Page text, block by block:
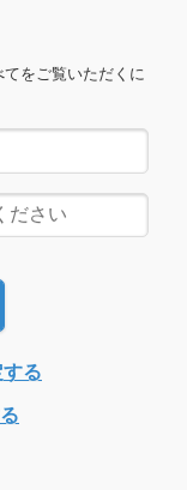
をご覧いただくに
る